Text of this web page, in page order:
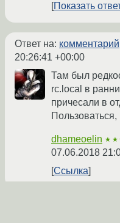
Показать
Ответ на: комментарий
20:26:41 +00:00
Там был
rc.local в
причесали в
dhameoelin
07.06.2018
Ссылка